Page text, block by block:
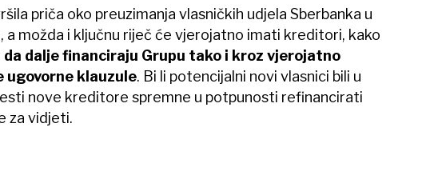
priča oko preuzimanja vlasničkih udjela Sberbanka u
a možda i ključnu riječ će vjerojatno imati kreditori, kako
dalje financiraju Grupu tako i kroz vjerojatno
klauzule. Bi li potencijalni novi vlasnici bili u
nove kreditore spremne u potpunosti refinancirati
za vidjeti.